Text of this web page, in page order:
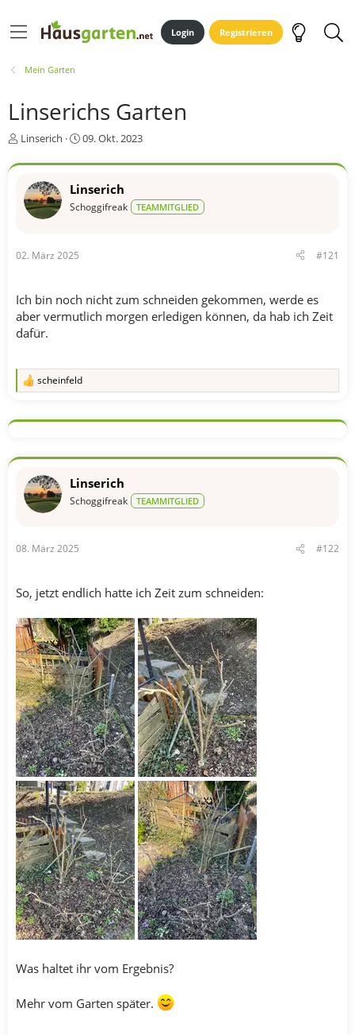
Login Registrieren
Mein Garten
Linserichs Garten
E
s
e
r
Linserich
E
s
e
l
09. Okt. 2023
Linserich
Schoggifreak TEAMMITGLIED
02. März 2025 #121
Ich bin noch nicht zum schneiden gekommen, werde es
aber vermutlich morgen erledigen können, da hab ich Zeit
dafür.
R
k
o
e
n
scheinfeld
Linserich
Schoggifreak TEAMMITGLIED
08. März 2025 #122
So, jetzt endlich hatte ich Zeit zum schneiden:
Was haltet ihr vom Ergebnis?
Mehr vom Garten später.